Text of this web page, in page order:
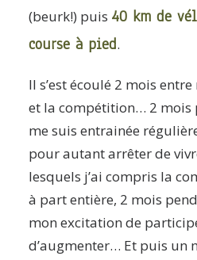
(beurk!) puis 40 km de
course à pied.
Il s’est écoulé 2 mois
et la compétition… 2 mois
me suis entrainée
pour autant arrêter de
lesquels j’ai compris la
à part entière, 2 mois
mon excitation de
d’augmenter… Et puis un